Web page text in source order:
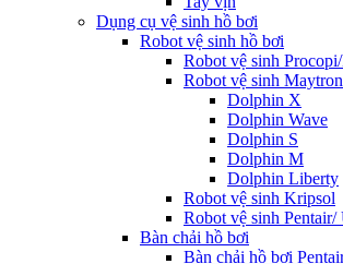
Dụng cụ vệ sinh hồ bơi
Robot vệ sinh hồ bơi
Robot vệ sinh
Robot vệ sinh
Dolphin X
Dolphin Wave
Dolphin S
Dolphin M
Dolphin Liberty
Robot vệ sinh Kripsol
Robot vệ sinh Pentair/
Bàn chải hồ bơi
Bàn chải hồ bơi